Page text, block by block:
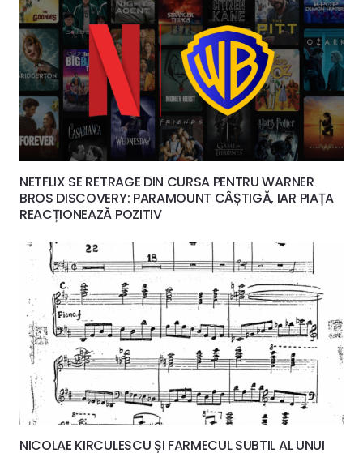
NETFLIX SE RETRAGE DIN CURSA PENTRU WARNER
BROS DISCOVERY: PARAMOUNT CÂȘTIGĂ, IAR PIAȚA
REACȚIONEAZĂ POZITIV
NICOLAE KIRCULESCU ȘI FARMECUL SUBTIL AL UNUI